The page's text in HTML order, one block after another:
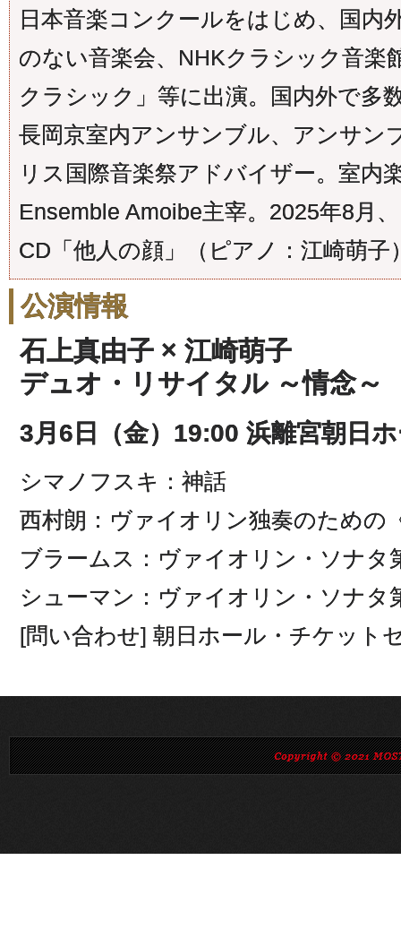
日本音楽コンクールをはじめ、国内
のない音楽会、NHKクラシック音楽
クラシック」等に出演。国内外で多
長岡京室内アンサンブル、アンサン
リス国際音楽祭アドバイザー。室内
Ensemble Amoibe主宰。2025年8月
CD「他人の顔」（ピアノ：江崎萌子
公演情報
石上真由子 × 江崎萌子
デュオ・リサイタル ～情念～
3月6日（金）19:00 浜離宮朝日
シマノフスキ：神話
西村朗：ヴァイオリン独奏のため
ブラームス：ヴァイオリン・ソナタ
シューマン：ヴァイオリン・ソナタ
[問い合わせ] 朝日ホール・チケット